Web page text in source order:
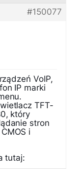
#150077
VoIP,
IP marki
TFT-
który
stron
i
tutaj: